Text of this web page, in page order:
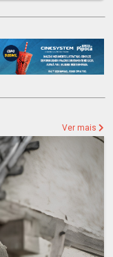
Ver mais